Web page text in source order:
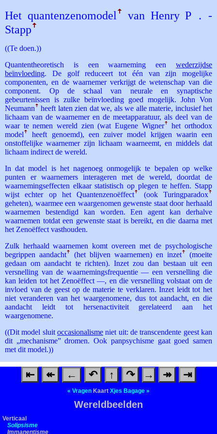
Het quantenzeno­model ꜛ
van Henry P．­
Stapp ꜛ
((Te doen.))
Quantentheoretisch is een waarneming een wederzijdse
beïnvloeding. De golf reduceert tot één van zijn mogelijke
componenten, en de waarnemer verkrijgt de wetenschap van die
component. Op de schaal van neurale en synaptische
gebeurtenissen is zulke beïnvloeding goed mogelijk. John Von
Neumann ꜛ heeft laten zien dat we, als we alle materie, inclusief het
lichaam van de waarnemer en de meetapparatuur, als deel van de
waar te nemen wereld zien (wat Eugene Wignerꜛ het orthodox
model ꜛ
heeft genoemd), een zuiver model krijgen waarin een
onstoffelijke waarnemer zijn lichaam waarneemt, en middels dat
lichaam indirect de wereld.
In dat model is het nagenoeg onmogelijk te bepalen op welke
punten er waarnemers interageren met de wereld, doordat de
waarnemingseffecten elkaar statistisch op plegen te heffen. Stapp
wijst echter op het Quanten­zenoëffectꜛ (ook Turing­paradoxꜛ
geheten), waarmee een waargenomen gewenste staat door herhaald
waarnemen bestendigd kan worden. Een agent kan derhalve
waarnemen totdat een gewenste staat is bereikt, en die daarna met
het Zenoëffect vasthouden.
Zulk herhaald waarnemen komt overeen met de psychologische
begrippen aandachtꜛ (het blijven waarnemen) en inzetꜛ
(moeite
gedaan om aandacht te richten). Inzet zou dan bestaan uit een
versnelling van de waarnemingsfrequentie — een versnelling die
kan leiden tot het Zenoëffect —, en die versnelling volstaat om de
invloed van de geest op de materie te verklaren. Inzet leidt tot het
niet veranderen van het waargenomene, dus tot aandacht, en die
aandacht leidt tot hersenactiviteit gerelateerd aan het
waargenomene.
((Dit model sluit occasionalisme niet uit: de transcendente geest kan
dit „mechanisme” dromen. Ook panpsychisme gaat goed samen
met dit model.))
⇤ ↞ ← ↶ ↑ ↷ → ↠ ⇥
« Vragen Kaart Xjes Bagage »
Wereldbeelden
Verticaal
Solipsisme
Immanentisme